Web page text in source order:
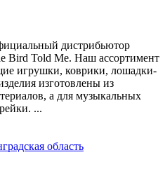
дистрибьютор
Bird Told Me. Наш ассортимент
игрушки, коврики, лошадки-
изготовлены из
а для музыкальных
...
область